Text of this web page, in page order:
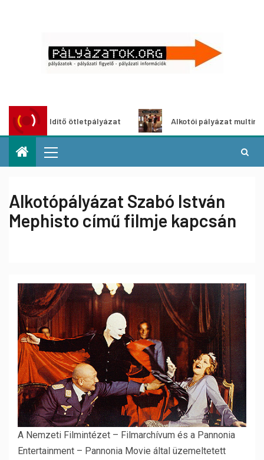
ötletpályázat Alkotói pályázat multimédia-
Alkotópályázat Szabó István
Mephisto című filmje kapcsán
A Nemzeti Filmintézet – Filmarchívum és a Pannonia
Entertainment – Pannonia Movie által üzemeltetett